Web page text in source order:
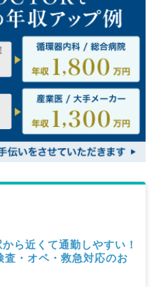
ら近くて通勤しやすい！
・オペ・救急対応のお